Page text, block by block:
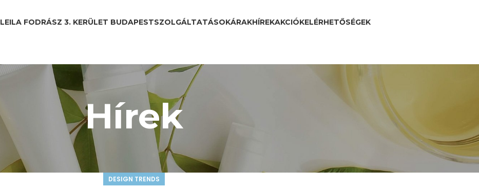
LEILA FODRÁSZ 3. KERÜLET BUDAPESTSZOLGÁLTATÁSOKÁRAKHÍREKAKCIÓKELÉRHETŐSÉGEK
Hírek
DESIGN TRENDS